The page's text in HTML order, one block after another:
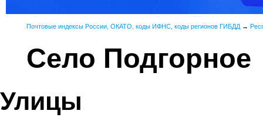
Почтовые индексы России, ОКАТО, коды ИФНС, коды регионов ГИБДД →
Село Подгорное
Улицы